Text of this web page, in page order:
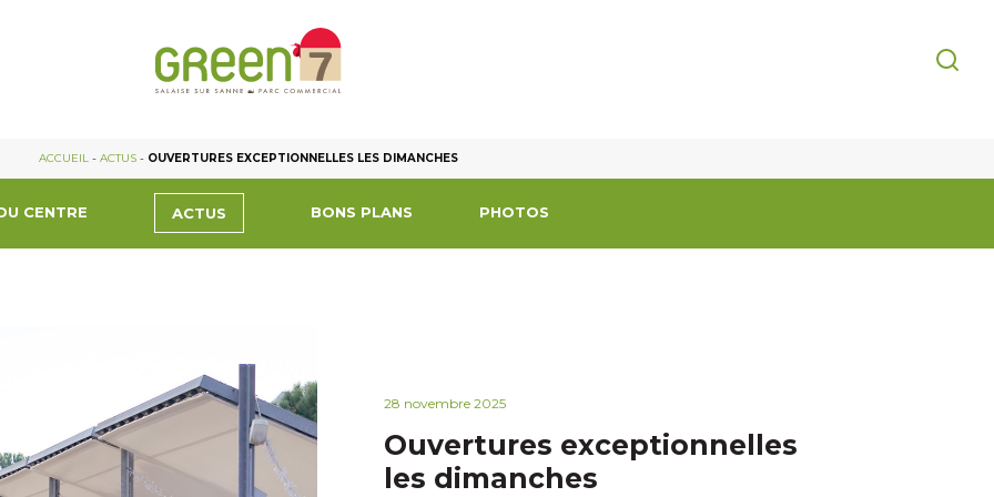
ACCUEIL - ACTUS - OUVERTURES EXCEPTIONNELLES LES DIMANCHES
CENTRE ACTUS BONS PLANS PHOTOS
28 novembre 2025
Ouvertures exceptionnelles
les dimanches